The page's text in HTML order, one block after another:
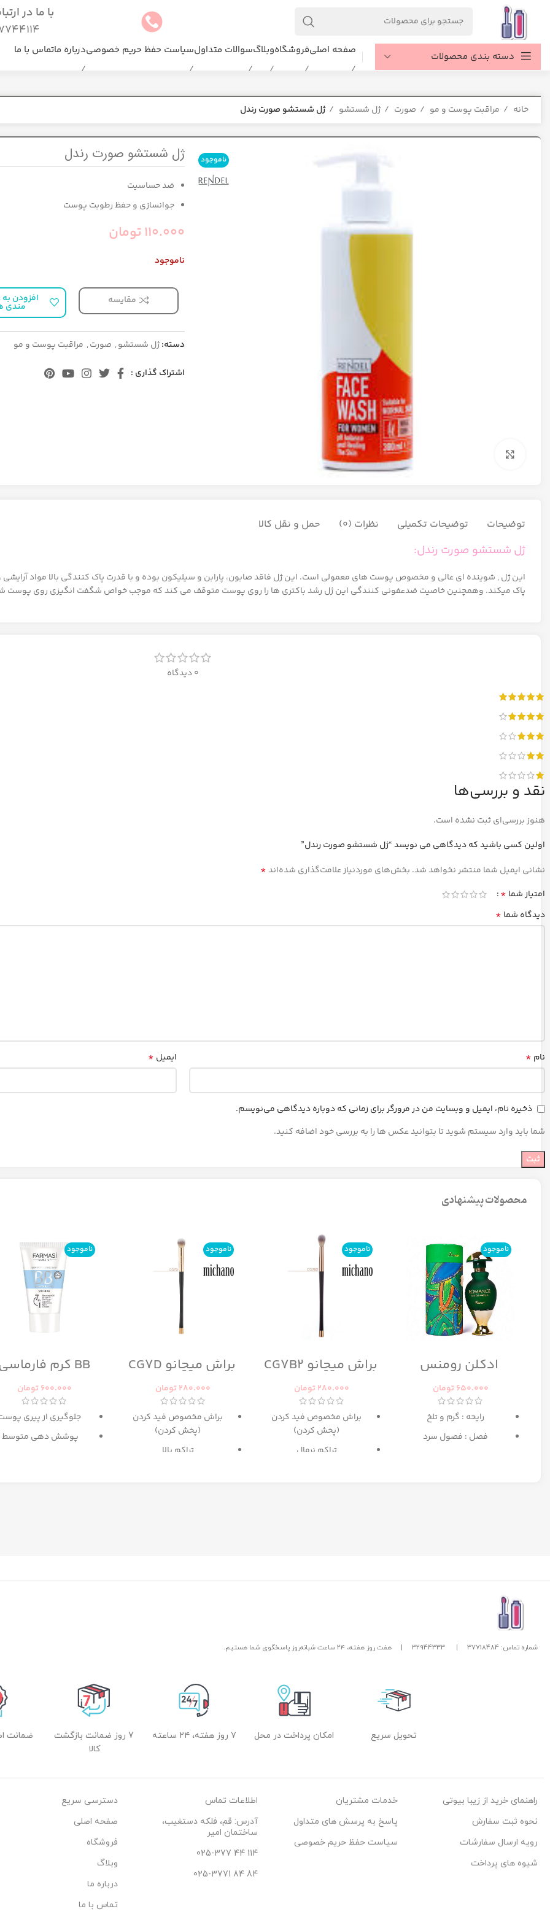
با ما در
دسته بندی محصولات صفحه اصلیفروشگاهوبلاگسوالات متداولسیاست حفظ حریم خصوصیدرباره ماتماس با ما
خانه مراقبت پوست و مو صورت ژل شستشو ژل شستشو صورت رندل
ناموجود
برای بزرگنمایی کلیک کنید
ژل شستشو صورت رندل
ضد حساسیت
جوانسازی و حفظ رطوبت پوست
110.000تومان
ناموجود
مقایسه افزودن به
مندی
دسته:ژل شستشو, صورت, مراقبت پوست و مو
اشتراک گذاری :
توضیحات توضیحات تکمیلی نظرات (0) حمل و نقل کالا
ژل شستشو صورت رندل:
این ژل , شوینده ای عالی و مخصوص پوست های معمولی است. این ژل فاقد صابون، پارابن و سیلیکون بوده و با قدرت پاک کنندگی بالا مواد آرایشی
پاک میکند. وهمچنین خاصیت ضدعفونی کنندگی این ژل رشد باکتری ها را روی پوست متوقف می کند که موجب خواص شگفت انگیزی روی پوست
0 دیدگاه
نقد و بررسی‌ها
هنوز بررسی‌ای ثبت نشده است.
اولین کسی باشید که دیدگاهی می نویسد “ژل شستشو صورت رندل”
نشانی ایمیل شما منتشر نخواهد شد. بخش‌های موردنیاز علامت‌گذاری شده‌اند*
امتیاز شما *
دیدگاه شما *
نام * ایمیل *
ذخیره نام، ایمیل و وبسایت من در مرورگر برای زمانی که دوباره دیدگاهی می‌نویسم.
شما باید وارد سیستم شوید تا بتوانید عکس ها را به بررسی خود اضافه کنید.
محصولات پیشنهادی
ناموجود
ادکلن رومنس
رومانس زنانه رصاصی
650.000 تومان
رایحه : گرم و تلخ
فصل : فصول سرد
ناموجود
براش میچانو CG7B2
280.000 تومان
براش مخصوص فید کردن
(پخش کردن)
تراکم نرمال
ناموجود
براش میچانو CG7D
280.000 تومان
براش مخصوص فید کردن
(پخش کردن)
تراکم بالا
ناموجود
BB کرم فارماسی
600.000 تومان
جلوگیری از پیری
پوشش دهی متوسط
شماره تماس: 37718484 |
32944333
| هفت روز هفته، ۲۴ ساعت شبانه‌روز پاسخگوی شما هستیم.
تحویل سریع امکان پرداخت در محل ۷ روز هفته، ۲۴ ساعته
7 روز ضمانت بازگشت
کالا
ضمانت
راهنمای خرید از زیبا بیوتی
نحوه ثبت سفارش
رویه ارسال سفارشات
شیوه های پرداخت
خدمات مشتریان
پاسخ به پرسش های متداول
سیاست حفظ حریم خصوصی
اطلاعات تماس
آدرس: قم، فلکه دستغیب،
ساختمان امیر
114 44 025-377
84 84 025-3771
دسترسی سریع
صفحه اصلی
فروشگاه
وبلاگ
درباره ما
تماس با ما